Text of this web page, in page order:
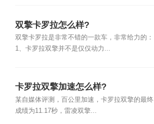
双擎卡罗拉怎么样?
双擎卡罗拉是非常不错的一款车，非常给力的：
1、卡罗拉双擎并不是仅仅动力...
卡罗拉双擎加速怎么样?
某自媒体评测，百公里加速，卡罗拉双擎的最终
成绩为11.17秒，雷凌双擎...